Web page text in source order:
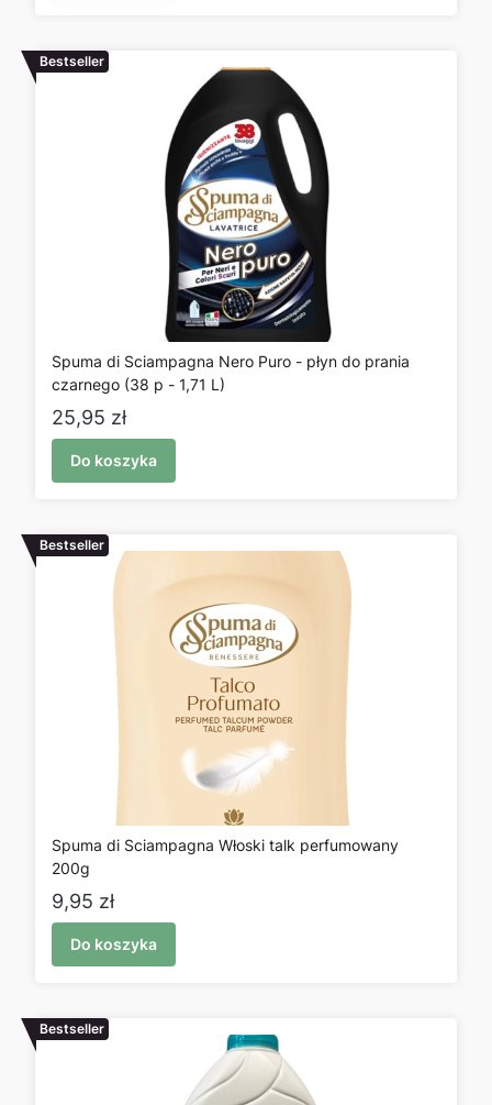
Bestseller
Spuma di Sciampagna Nero Puro - płyn do prania
czarnego (38 p - 1,71 L)
Cena
25,95 zł
Do koszyka
Bestseller
Spuma di Sciampagna Włoski talk perfumowany
200g
Cena
9,95 zł
Do koszyka
Bestseller